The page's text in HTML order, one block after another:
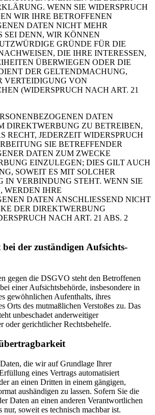
WENN SIE WIDERSPRUCH
WIR IHRE BETROFFENEN
DATEN NICHT MEHR
SEI DENN, WIR KÖNNEN
GRÜNDE FÜR DIE
DIE IHRE INTERESSEN,
ÜBERWIEGEN ODER DIE
DER GELTENDMACHUNG,
VERTEIDIGUNG VON
(WIDERSPRUCH NACH ART. 21
DATEN
DIREKTWERBUNG ZU BETREIBEN,
RECHT, JEDERZEIT WIDERSPRUCH
SIE BETREFFENDER
DATEN ZUM ZWECKE
EINZULEGEN; DIES GILT AUCH
SOWEIT ES MIT SOLCHER
IN VERBINDUNG STEHT. WENN SIE
WERDEN IHRE
DATEN ANSCHLIESSEND NICHT
DER DIREKTWERBUNG
NACH ART. 21 ABS. 2
bei der zuständigen Aufsichts­
gegen die DSGVO steht den Betroffenen
einer Aufsichtsbehörde, insbesondere in
gewöhnlichen Aufenthalts, ihres
Orts des mutmaßlichen Verstoßes zu. Das
unbeschadet anderweitiger
oder gerichtlicher Rechtsbehelfe.
die wir auf Grundlage Ihrer
eines Vertrags automatisiert
an einen Dritten in einem gängigen,
aushändigen zu lassen. Sofern Sie die
Daten an einen anderen Verantwortlichen
soweit es technisch machbar ist.